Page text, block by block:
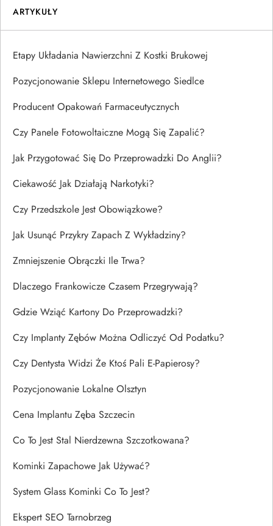
ARTYKUŁY
Etapy Układania Nawierzchni Z Kostki Brukowej
Pozycjonowanie Sklepu Internetowego Siedlce
Producent Opakowań Farmaceutycznych
Czy Panele Fotowoltaiczne Mogą Się Zapalić?
Jak Przygotować Się Do Przeprowadzki Do Anglii?
Ciekawość Jak Działają Narkotyki?
Czy Przedszkole Jest Obowiązkowe?
Jak Usunąć Przykry Zapach Z Wykładziny?
Zmniejszenie Obrączki Ile Trwa?
Dlaczego Frankowicze Czasem Przegrywają?
Gdzie Wziąć Kartony Do Przeprowadzki?
Czy Implanty Zębów Można Odliczyć Od Podatku?
Czy Dentysta Widzi Że Ktoś Pali E-Papierosy?
Pozycjonowanie Lokalne Olsztyn
Cena Implantu Zęba Szczecin
Co To Jest Stal Nierdzewna Szczotkowana?
Kominki Zapachowe Jak Używać?
System Glass Kominki Co To Jest?
Ekspert SEO Tarnobrzeg